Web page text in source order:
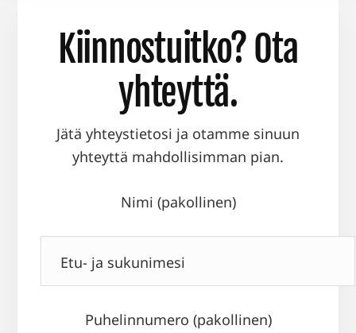
Kiinnostuitko? Ota
yhteyttä.
Jätä yhteystietosi ja otamme sinuun
yhteyttä mahdollisimman pian.
Nimi (pakollinen)
Puhelinnumero (pakollinen)